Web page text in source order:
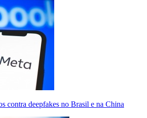
contra deepfakes no Brasil e na China